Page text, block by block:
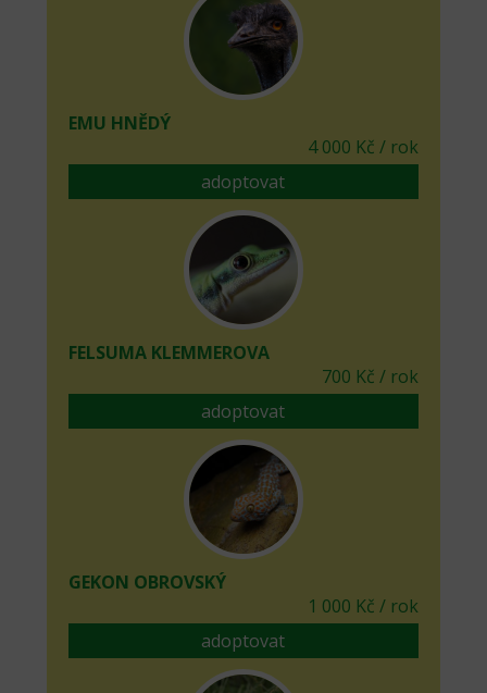
EMU HNĚDÝ
4 000 Kč / rok
adoptovat
FELSUMA KLEMMEROVA
700 Kč / rok
adoptovat
GEKON OBROVSKÝ
1 000 Kč / rok
adoptovat